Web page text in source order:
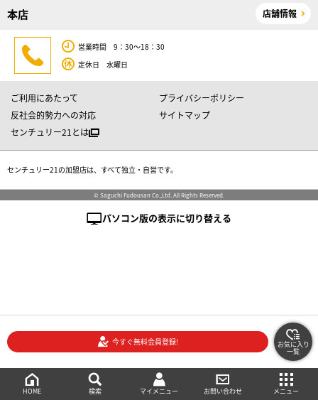
本店 店舗情報
営業時間 9：30～18：30
定休日 水曜日
ご利用にあたって
プライバシーポリシー
反社会的勢力への対応
サイトマップ
センチュリー21とは
センチュリー21の加盟店は、すべて独立・自営です。
© Saguchi Fudousan Co.,Ltd. All Rights Reserved.
パソコン版の表示に切り替える
HOME 検索 マイメニュー お問い合わせ メニュー
今すぐ無料会員登録! お気に入り
一覧
絞り込み検索
メニュー
ご相談・お問い合わせ